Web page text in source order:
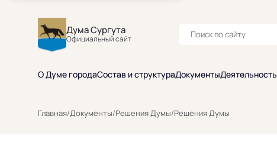
Дума Сургута
Официальный сайт
О Думе городаСостав и структураДокументыДеятельность
Главная/Документы/Решения Думы/Решения Думы